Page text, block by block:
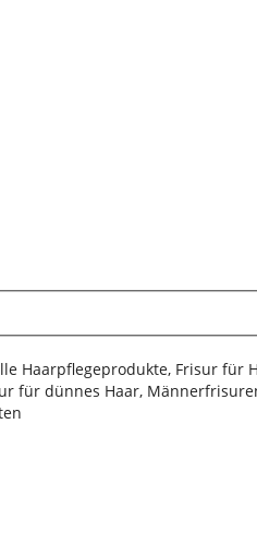
Haarpflegeprodukte, Frisur
für dünnes Haar,